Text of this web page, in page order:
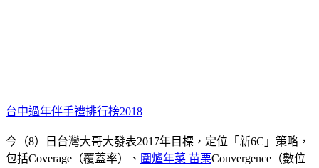
台中過年伴手禮排行榜2018
今（8）日台灣大哥大發表2017年目標，定位「新6C」策略，
包括Coverage（覆蓋率）、 圍爐年菜 苗栗Convergence（數位